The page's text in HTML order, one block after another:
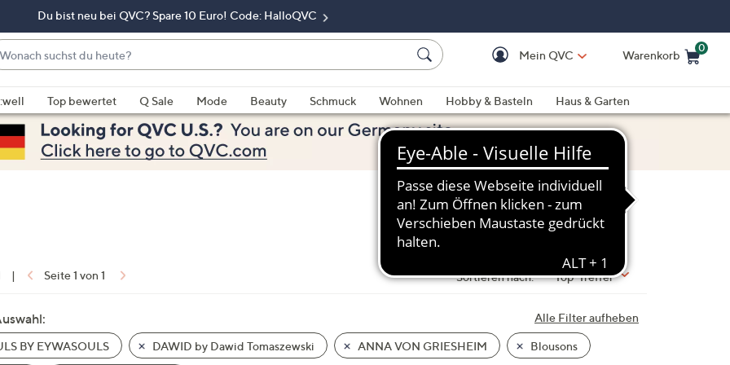
Du bist neu bei QVC? Spare 10 Euro! Code: HalloQVC
Mein QVC Warenkorb
0
Top bewertet Q Sale Mode Beauty Schmuck Wohnen Hobby & Basteln
Haus & Garten
| Seite 1 von 1 Sortieren nach: Top-Treffer
Alle Filter aufheben
BY EYWASOULS DAWID by Dawid Tomaszewski ANNA VON GRIESHEIM Blousons